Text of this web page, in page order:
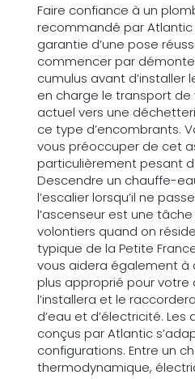
Faire confiance à un
recommandé par Atlantic
garantie d’une pose
commencer par
cumulus avant d’installer
en charge le transport
actuel vers une
ce type d’encombrants.
vous préoccuper de cet
particulièrement pesant
Descendre un chauffe-
l’escalier lorsqu’il ne
l’ascenseur est une
volontiers quand on
typique de la Petite
vous aidera également à
plus approprié pour votre
l’installera et le
d’eau et d’électricité.
conçus par Atlantic
configurations. Entre un
thermodynamique,